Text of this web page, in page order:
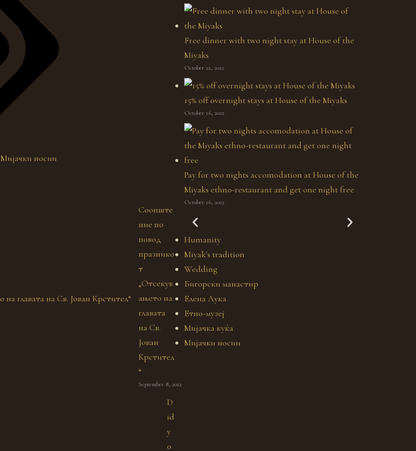
Мијачки носии
Соопште
ние по
повод
празнико
т
„Отсекув
ањето на
главата
на Св.
Јован
Крстител
“
September 8, 2022
D
id
y
o
Free dinner with two night stay at House of the
Miyaks
October 22, 2022
15% off overnight stays at House of the Miyaks
October 16, 2022
Pay for two nights accomodation at House of the
Miyaks ethno-restaurant and get one night free
October 16, 2022
Humanity
Miyak's tradition
Wedding
Бигорски манастир
Елена Лука
Етно-музеј
Мијачка куќа
Мијачки носии